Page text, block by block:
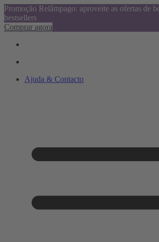
Promoção Relâmpago: aproveite as ofertas de
bestsellers
Comprar agora
Ajuda & Contacto